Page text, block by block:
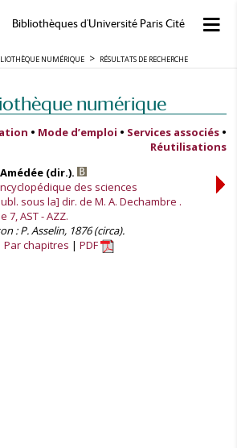
Bibliothèques d'Université Paris Cité
NUMÉRIQUE RÉSULTATS DE RECHERCHE
numérique
• Mode d’emploi • Services associés •
Réutilisations
(dir.).
des sciences
sous la] dir. de M. A. Dechambre .
7, AST - AZZ.
: P. Asselin, 1876 (circa).
Par chapitres PDF